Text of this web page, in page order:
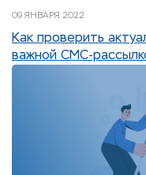
09 ЯНВАРЯ 2022
Как проверить
важной СМС-